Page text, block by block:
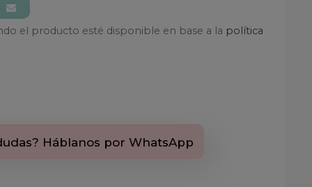
el producto esté disponible en base a la política
Háblanos por WhatsApp